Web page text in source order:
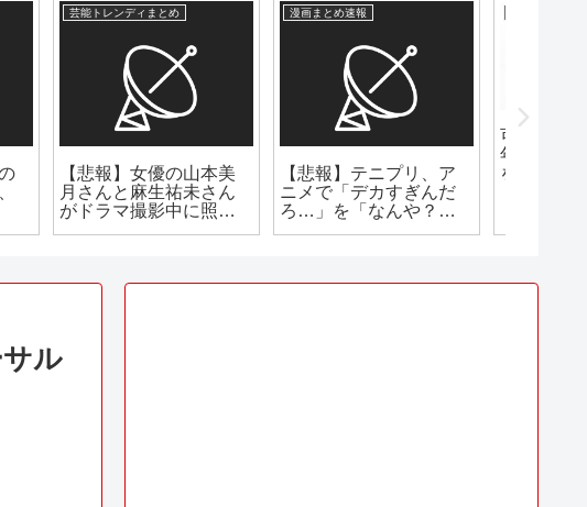
ア
だ
で
芸能トレンディまとめ
可愛い！？デビュー17
を笑顔で報告 www
芸能トレンディまとめ
【仰天】70歳トレンデ
ィ俳優の現在！電車通
いで焼肉店で働く姿が
ル